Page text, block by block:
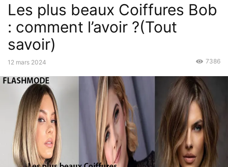
Les plus beaux Coiffures Bob
: comment l’avoir ?(Tout
savoir)
12 mars 2024 7386